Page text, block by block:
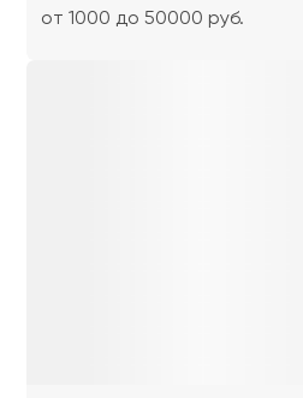
от 1000 до 50000 руб.